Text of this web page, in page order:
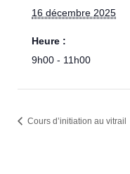
16 décembre 2025
Heure :
9h00 - 11h00
Cours d’initiation au vitrail